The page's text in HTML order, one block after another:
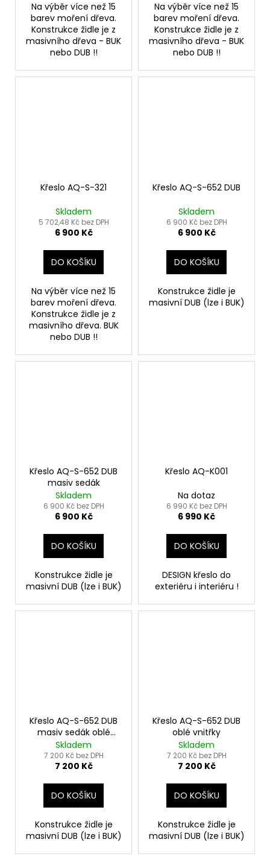
Na výběr více než 15
barev moření dřeva.
Konstrukce židle je z
masivního dřeva - BUK
nebo DUB !!
Na výběr více než 15
barev moření dřeva.
Konstrukce židle je z
masivního dřeva - BUK
nebo DUB !!
Křeslo AQ-S-321
Skladem
5 702,48 Kč bez DPH
6 900 Kč
DO KOŠÍKU
Na výběr více než 15
barev moření dřeva.
Konstrukce židle je z
masivního dřeva. BUK
nebo DUB !!
Křeslo AQ-S-652 DUB
Skladem
6 900 Kč bez DPH
6 900 Kč
DO KOŠÍKU
Konstrukce židle je
masivní DUB (lze i BUK)
Křeslo AQ-S-652 DUB
masiv sedák
Skladem
6 900 Kč bez DPH
6 900 Kč
DO KOŠÍKU
Konstrukce židle je
masivní DUB (lze i BUK)
Křeslo AQ-K001
Na dotaz
6 990 Kč bez DPH
6 990 Kč
DO KOŠÍKU
DESIGN křeslo do
exteriéru i interiéru !
Křeslo AQ-S-652 DUB
masiv sedák oblé
vnitřky
Skladem
7 200 Kč bez DPH
7 200 Kč
DO KOŠÍKU
Konstrukce židle je
masivní DUB (lze i BUK)
Křeslo AQ-S-652 DUB
oblé vnitřky
Skladem
7 200 Kč bez DPH
7 200 Kč
DO KOŠÍKU
Konstrukce židle je
masivní DUB (lze i BUK)